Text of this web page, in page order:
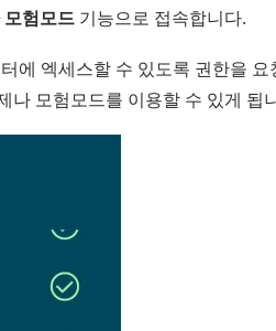
모험모드 기능으로 접속합니다.
에 엑세스할 수 있도록 권한을 요
나 모험모드를 이용할 수 있게 됩